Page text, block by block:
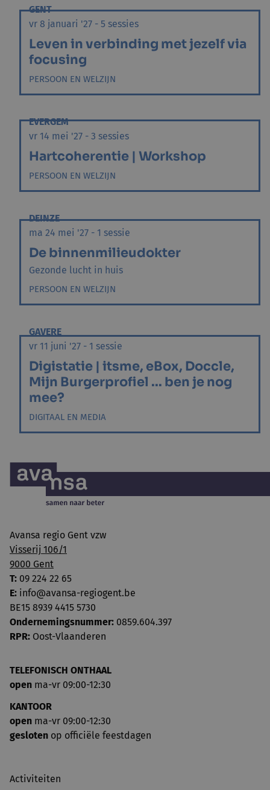
GENT
vr 8 januari '27 - 5 sessies
Leven in verbinding met jezelf via
focusing
PERSOON EN WELZIJN
EVERGEM
vr 14 mei '27 - 3 sessies
Hartcoherentie | Workshop
PERSOON EN WELZIJN
DEINZE
ma 24 mei '27 - 1 sessie
De binnenmilieudokter
Gezonde lucht in huis
PERSOON EN WELZIJN
GAVERE
vr 11 juni '27 - 1 sessie
Digistatie | itsme, eBox, Doccle,
Mijn Burgerprofiel ... ben je nog
mee?
DIGITAAL EN MEDIA
Avansa regio Gent vzw
Visserij 106/1
9000 Gent
T: 09 224 22 65
E: info@avansa-regiogent.be
BE15 8939 4415 5730
Ondernemingsnummer: 0859.604.397
RPR: Oost-Vlaanderen
TELEFONISCH ONTHAAL
open ma-vr 09:00-12:30
KANTOOR
open ma-vr 09:00-12:30
gesloten op officiële feestdagen
Activiteiten